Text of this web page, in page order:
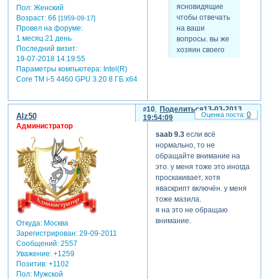
Пол:Женский
Возраст:66 [1959-09-17]
Провел на форуме:
1 месяц 21 день
Последний визит:
19-07-2018 14:19:55
Параметры компьютера:Intel(R)
Core TM i-5 4460 GPU 3.20 8 ГБ х64
ясновидящие
чтобы отвечать
на ваши
вопросы. вы же
хозяин своего
компьютера как
ним работать.
Поделиться
10
13-03-2013
19:54:09
Alz50
Администратор
Откуда:Москва
Зарегистрирован: 29-09-2011
Сообщений:2557
Уважение: +1259
Позитив: +1102
Пол:Мужской
saab 9.3если всё
нормально, то не
обращайте внимание на
это. у меня тоже это иногда
проскакивает, хотя
яваскрипт включён. у меня
тоже мазила.
я на это не обращаю
внимание.
0